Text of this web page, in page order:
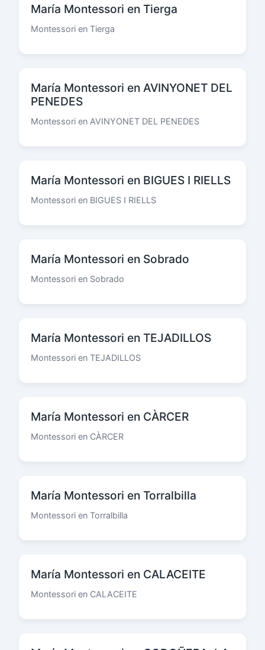
María Montessori en Tierga
Montessori en Tierga
María Montessori en AVINYONET DEL
PENEDES
Montessori en AVINYONET DEL PENEDES
María Montessori en BIGUES I RIELLS
Montessori en BIGUES I RIELLS
María Montessori en Sobrado
Montessori en Sobrado
María Montessori en TEJADILLOS
Montessori en TEJADILLOS
María Montessori en CÀRCER
Montessori en CÀRCER
María Montessori en Torralbilla
Montessori en Torralbilla
María Montessori en CALACEITE
Montessori en CALACEITE